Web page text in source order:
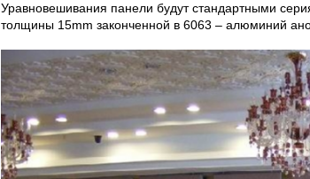
Уравновешивания панели будут стандартными
толщины 15mm законченной в 6063 – алюминий